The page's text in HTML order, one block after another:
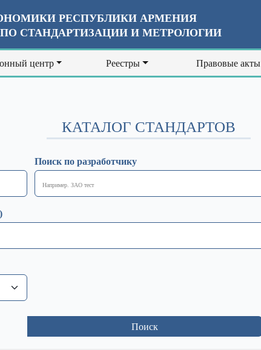
РЕСПУБЛИКИ АРМЕНИЯ
СТАНДАРТИЗАЦИИ И МЕТРОЛОГИИ
центр Реестры Правовые акты
КАТАЛОГ СТАНДАРТОВ
Поиск по разработчику
Поиск